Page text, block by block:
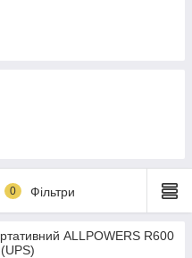
0 Фільтри
ALLPOWERS R600